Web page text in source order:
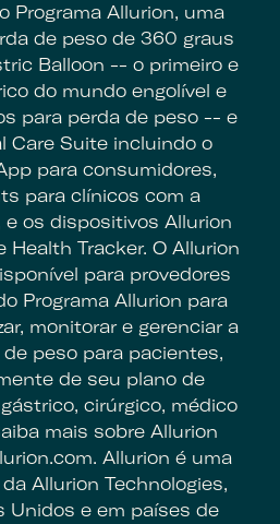
Programa Allurion, uma
de peso de 360 graus
Balloon -- o primeiro e
do mundo engolível e
para perda de peso -- e
Care Suite incluindo o
para consumidores,
para clínicos com a
e os dispositivos Allurion
Health Tracker. O Allurion
para provedores
Programa Allurion para
monitorar e gerenciar a
peso para pacientes,
de seu plano de
cirúrgico, médico
mais sobre Allurion
Allurion é uma
Allurion Technologies,
Unidos e em países de